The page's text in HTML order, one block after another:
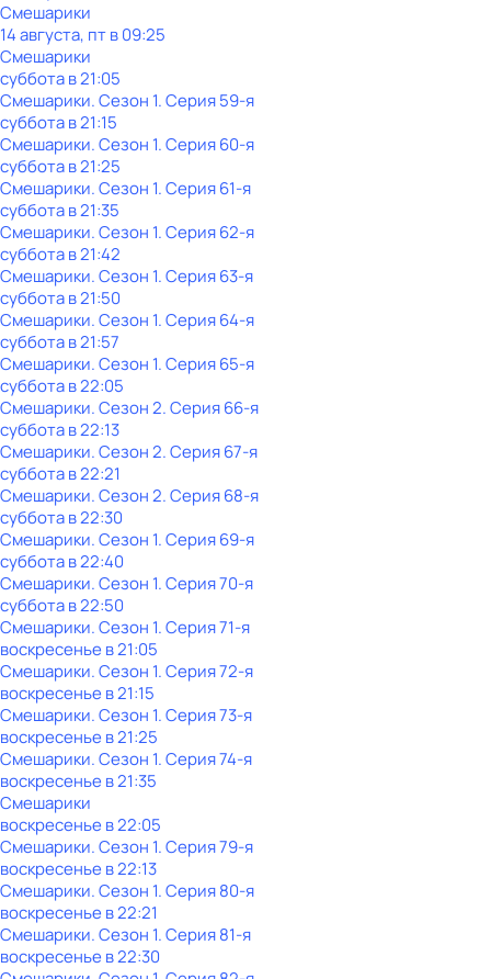
Смешарики
14 августа, пт в 09:25
Смешарики
субботав21:05
Смешарики. Сезон 1. Серия 59-я
субботав21:15
Смешарики. Сезон 1. Серия 60-я
субботав21:25
Смешарики. Сезон 1. Серия 61-я
субботав21:35
Смешарики. Сезон 1. Серия 62-я
субботав21:42
Смешарики. Сезон 1. Серия 63-я
субботав21:50
Смешарики. Сезон 1. Серия 64-я
субботав21:57
Смешарики. Сезон 1. Серия 65-я
субботав22:05
Смешарики. Сезон 2. Серия 66-я
субботав22:13
Смешарики. Сезон 2. Серия 67-я
субботав22:21
Смешарики. Сезон 2. Серия 68-я
субботав22:30
Смешарики. Сезон 1. Серия 69-я
субботав22:40
Смешарики. Сезон 1. Серия 70-я
субботав22:50
Смешарики. Сезон 1. Серия 71-я
воскресенье в21:05
Смешарики. Сезон 1. Серия 72-я
воскресенье в21:15
Смешарики. Сезон 1. Серия 73-я
воскресенье в21:25
Смешарики. Сезон 1. Серия 74-я
воскресенье в21:35
Смешарики
воскресенье в22:05
Смешарики. Сезон 1. Серия 79-я
воскресенье в22:13
Смешарики. Сезон 1. Серия 80-я
воскресенье в22:21
Смешарики. Сезон 1. Серия 81-я
воскресенье в22:30